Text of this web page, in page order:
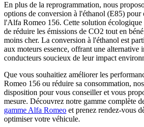
En plus de la reprogrammation, nous
options de conversion à l'éthanol (E85) pour
l'Alfa Romeo 156. Cette solution écologique
de réduire les émissions de CO2 tout en
moins cher. La conversion à l'éthanol est
aux moteurs essence, offrant une alternative
conducteurs soucieux de leur impact
Que vous souhaitiez améliorer les
Romeo 156 ou réduire sa consommation,
disposition pour vous conseiller et vous
mesure. Découvrez notre gamme complète
gamme Alfa Romeo et prenez rendez-vous
optimiser votre véhicule.